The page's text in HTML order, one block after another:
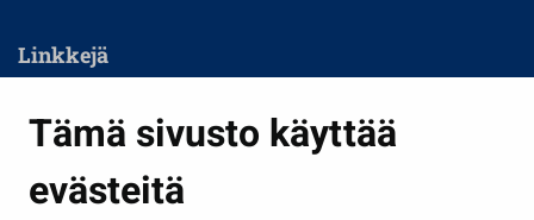
Tämä sivusto käyttää
evästeitä
Linkkejä
Kasvatus ja opetus
Kulttuuri ja liikunta